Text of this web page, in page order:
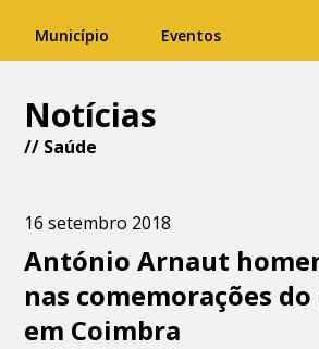
Município Eventos
Notícias
// Saúde
16 setembro 2018
António Arnaut
nas comemorações do
em Coimbra